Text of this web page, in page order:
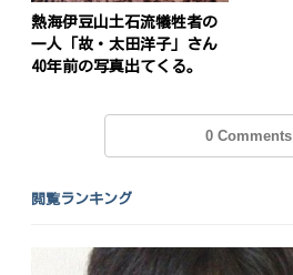
熱海伊豆山土石流犠牲者の
一人「故・太田洋子」さん
40年前の写真出てくる。
0 Comments
閲覧ランキング